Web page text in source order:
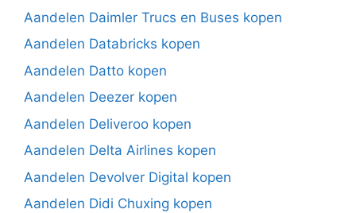
Aandelen Daimler Trucs en Buses kopen
Aandelen Databricks kopen
Aandelen Datto kopen
Aandelen Deezer kopen
Aandelen Deliveroo kopen
Aandelen Delta Airlines kopen
Aandelen Devolver Digital kopen
Aandelen Didi Chuxing kopen